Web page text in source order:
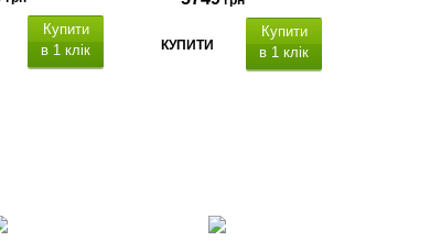
Купити
в 1 клік
КУПИТИ
Купити
в 1 клік